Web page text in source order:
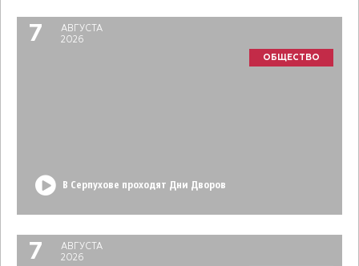
7
АВГУСТА
2026
ОБЩЕСТВО
В Серпухове проходят Дни Дворов
7
АВГУСТА
2026